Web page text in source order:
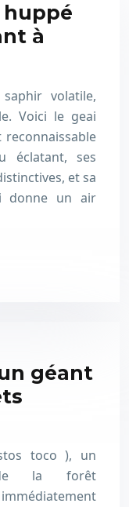
huppé
à
volatile,
Voici le geai
éclatant, ses
et sa
donne un air
géant
toco ), un
de la forêt